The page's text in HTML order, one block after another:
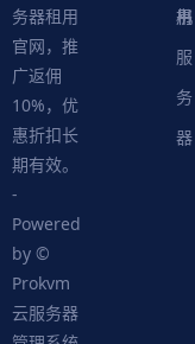
务器租用
官网，推
广返佣
10%，优
惠折扣长
期有效。
-
Powered
by ©
Prokvm
云服务器
用
服
务
器
机
书